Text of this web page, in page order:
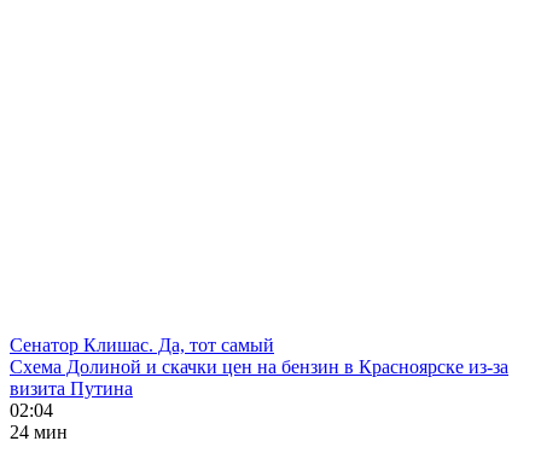
Сенатор Клишас. Да, тот самый
Схема Долиной и скачки цен на бензин в Красноярске из-за
визита Путина
02:04
24 мин